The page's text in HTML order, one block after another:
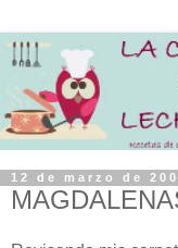
12 de marzo de